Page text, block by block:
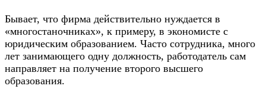
Бывает, что фирма действительно нуждается в
«многостаночниках», к примеру, в экономисте с
юридическим образованием. Часто сотрудника, много
лет занимающего одну должность, работодатель сам
направляет на получение второго высшего
образования.